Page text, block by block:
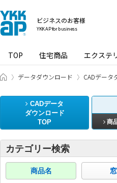
ビジネスのお客様
YKK AP for business
TOP 住宅商品 エクステ
ビジネスのお客様 HOME
データダウンロード CADデータ
CADデータ
ダウンロード
TOP
商
カテゴリー検索
商品名